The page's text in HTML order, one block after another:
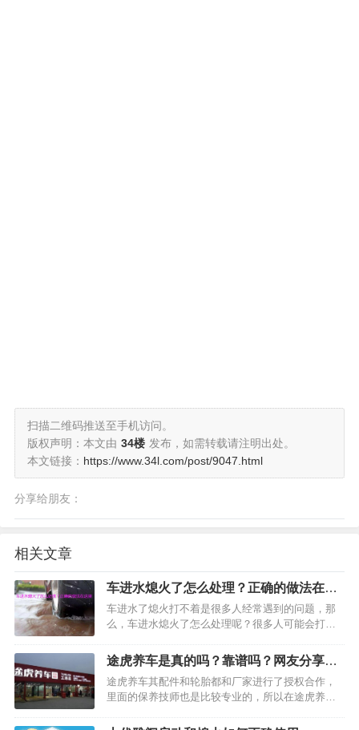
扫描二维码推送至手机访问。
版权声明：本文由 34楼 发布，如需转载请注明出处。
本文链接： https://www.34l.com/post/9047.html
分享给朋友：
相关文章
车进水熄火了怎么处理？正确的做法在这
里
车进水了熄火打不着是很多人经常遇到的问题，那
么，车进水熄火了怎么处理呢？很多人可能会打电
话给拖车公司帮忙。…
途虎养车是真的吗？靠谱吗？网友分享亲
身经历
途虎养车其配件和轮胎都和厂家进行了授权合作，
里面的保养技师也是比较专业的，所以在途虎养车
预约线下保养的模式，如果是更换轮胎或者机油等